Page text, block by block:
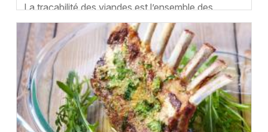
Résumé
La traçabilité des viandes est l’ensemble des
moyens utilisés pour suivre chaque étape de la
production et de la commercialisation, afin de s’a…
Vignette